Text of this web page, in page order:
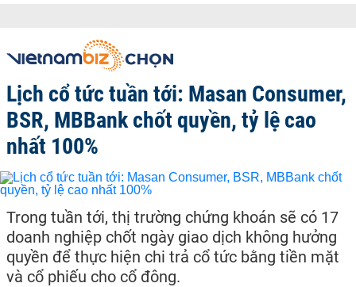
Lịch cổ tức tuần tới: Masan Consumer,
BSR, MBBank chốt quyền, tỷ lệ cao
nhất 100%
Trong tuần tới, thị trường chứng khoán sẽ có 17
doanh nghiệp chốt ngày giao dịch không hưởng
quyền để thực hiện chi trả cổ tức bằng tiền mặt
và cổ phiếu cho cổ đông.